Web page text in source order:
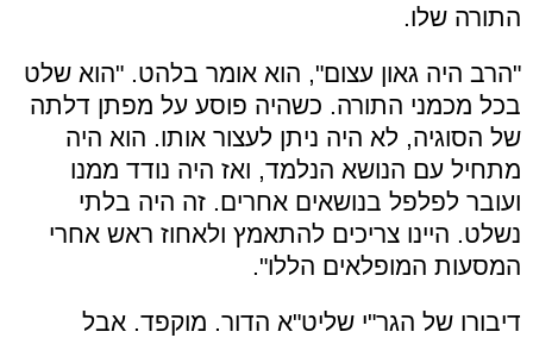
התורה שלו.
"הרב היה גאון עצום", הוא אומר בלהט. "הוא שלט
בכל מכמני התורה. כשהיה פוסע על מפתן דלתה
של הסוגיה, לא היה ניתן לעצור אותו. הוא היה
מתחיל עם הנושא הנלמד, ואז היה נודד ממנו
ועובר לפלפל בנושאים אחרים. זה היה בלתי
נשלט. היינו צריכים להתאמץ ולאחוז ראש אחרי
המסעות המופלאים הללו".
דיבורו של הגר"י שליט"א הדור. מוקפד. אבל